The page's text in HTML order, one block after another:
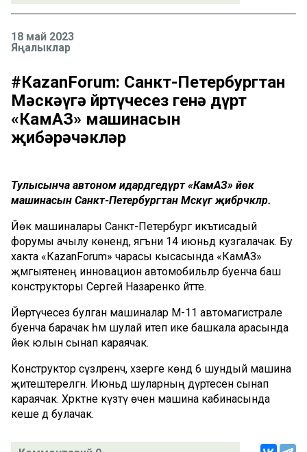
18 май 2023
Яңалыклар
#КаzanForum: Санкт-Петербургтан
Мәскәүгә йөртүчесез генә дүрт
«КамАЗ» машинасын
җибәрәчәкләр
Тулысынча автоном идарәдәгедүрт «КамАЗ» йөк
машинасын Санкт-Петербургтан Мәскәүгә җибәрәчәкләр.
Йөк машиналары Санкт-Петербург икътисадый
форумы ачылу көнендә, ягъни 14 июньдә кузгалачак. Бу
хакта «КаzanForum» чарасы кысасында «КамАЗ»
җәмгыятенең инновацион автомобильләр буенча баш
конструкторы Сергей Назаренко әйтте.
Йөртүчесез булган машиналар М-11 автомагистрале
буенча барачак һәм шулай итеп ике башкала арасында
йөк юлын сынап караячак.
Конструктор сүзләренчә, хәзерге көндә 6 шундый машина
җитештерелгән. Июньдә шуларның дүртесен сынап
караячак. Хәрәкәтне күзәтү өчен машина кабинасында
кеше дә булачак.